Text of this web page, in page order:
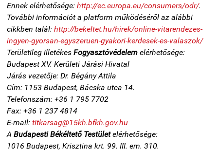
Ennek elérhetősége: http://ec.europa.eu/consumers/odr/.
További információt a platform működéséről az alábbi
cikkben talál: http://bekeltet.hu/hirek/online-vitarendezes-
ingyen-gyorsan-egyszeruen-gyakori-kerdesek-es-valaszok/
Területileg illetékes Fogyasztóvédelem elérhetősége:
Budapest XV. Kerületi Járási Hivatal
Járás vezetője: Dr. Bégány Attila
Cím: 1153 Budapest, Bácska utca 14.
Telefonszám: +36 1 795 7702
Fax: +36 1 237 4814
E-mail: titkarsag@15kh.bfkh.gov.hu
A Budapesti Békéltető Testületelérhetősége:
1016 Budapest, Krisztina krt. 99. III. em. 310.